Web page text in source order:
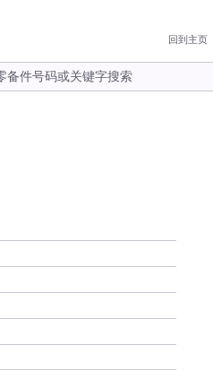
回到主页